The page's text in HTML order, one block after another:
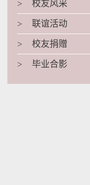
> 校友风采
> 联谊活动
> 校友捐赠
> 毕业合影